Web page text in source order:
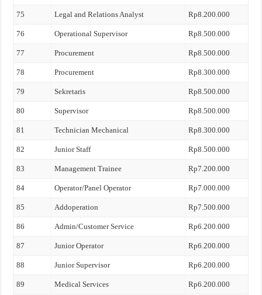
75 Legal and Relations Analyst Rp8.200.000
76 Operational Supervisor Rp8.500.000
77 Procurement Rp8.500.000
78 Procurement Rp8.300.000
79 Sekretaris Rp8.500.000
80 Supervisor Rp8.500.000
81 Technician Mechanical Rp8.300.000
82 Junior Staff Rp8.500.000
83 Management Trainee Rp7.200.000
84 Operator/Panel Operator Rp7.000.000
85 Addoperation Rp7.500.000
86 Admin/Customer Service Rp6.200.000
87 Junior Operator Rp6.200.000
88 Junior Supervisor Rp6.200.000
89 Medical Services Rp6.200.000